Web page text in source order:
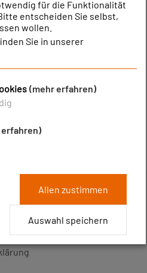
Darmkrebs vorkommt
entzündlichen
es sich, die
machen zu lassen.
können gutartige Vorstufen
direkt entfernt werden. Sollte
werden, beginnt sofort
Befund erhöht die
für die Funktionalität
entscheiden Sie selbst,
wollen.
Sie in unserer
(mehr erfahren)
Allen zustimmen
Auswahl speichern